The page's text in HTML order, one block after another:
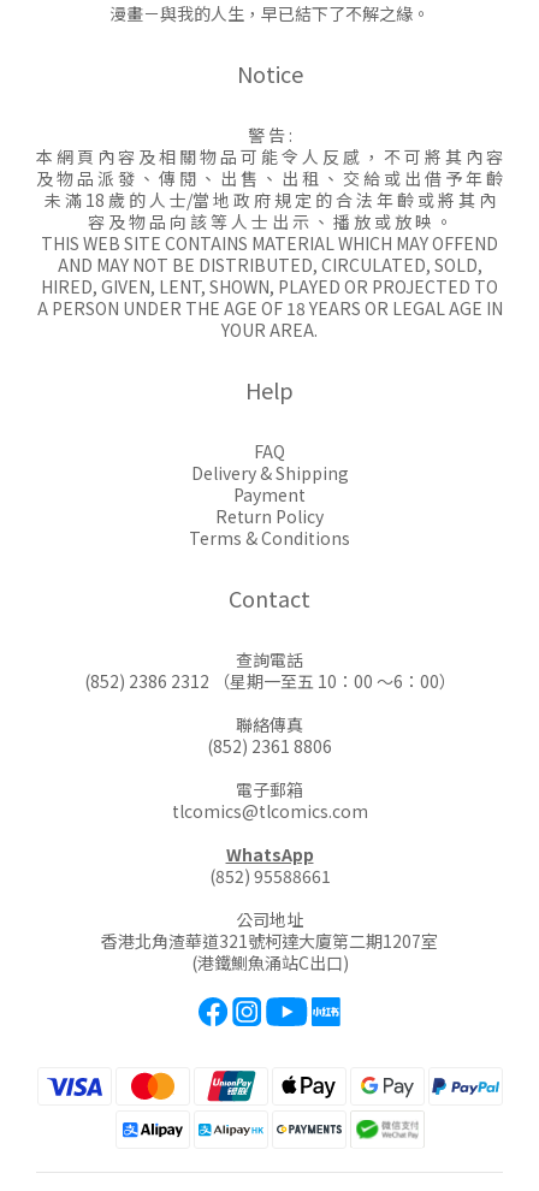
漫畫－與我的人生，早已結下了不解之緣。
Notice
警 告 :
本 網 頁 內 容 及 相 關 物 品 可 能 令 人 反 感 ， 不 可 將 其 內 容
及 物 品 派 發 、 傳 閱 、 出 售 、 出 租 、 交 給 或 出 借 予 年 齡
未 滿 18 歲 的 人 士/當 地 政 府 規 定 的 合 法 年 齡 或 將 其 內
容 及 物 品 向 該 等 人 士 出 示 、 播 放 或 放 映 。
THIS WEB SITE CONTAINS MATERIAL WHICH MAY OFFEND
AND MAY NOT BE DISTRIBUTED, CIRCULATED, SOLD,
HIRED, GIVEN, LENT, SHOWN, PLAYED OR PROJECTED TO
A PERSON UNDER THE AGE OF 18 YEARS OR LEGAL AGE IN
YOUR AREA.
Help
FAQ
Delivery & Shipping
Payment
Return Policy
Terms & Conditions
Contact
查詢電話
(852) 2386 2312 （星期一至五 10：00 ～6：00）
聯絡傳真
(852) 2361 8806
電子郵箱
tlcomics@tlcomics.com
WhatsApp
(852) 95588661
公司地址
香港北角渣華道321號柯達大廈第二期1207室
(港鐵鰂魚涌站C出口)